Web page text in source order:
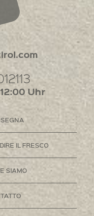
Uhr
IL FRESCO
SIAMO